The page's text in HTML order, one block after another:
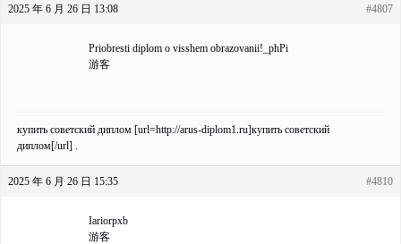
2025 年 6 月 26 日 13:08 #4807
Priobresti diplom o visshem obrazovanii!_phPi
游客
купить советский диплом [url=http://arus-diplom1.ru]купить советский
диплом[/url] .
2025 年 6 月 26 日 15:35 #4810
Iariorpxb
游客